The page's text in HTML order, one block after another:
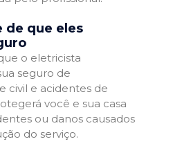
de que eles
o eletricista
seguro de
civil e acidentes de
você e sua casa
ou danos causados
do serviço.